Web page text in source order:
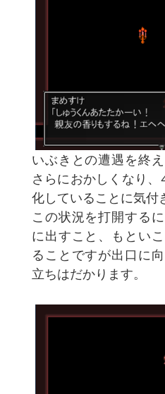
いぶきとの遭遇を終
さらにおかしくなり
化していることに気付
この状況を打開する
に出すこと、もとい
ることですが出口に
立ちはだかります。